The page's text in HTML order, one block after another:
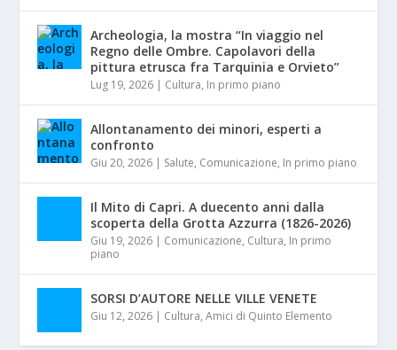
Archeologia, la mostra “In viaggio nel
Regno delle Ombre. Capolavori della
pittura etrusca fra Tarquinia e Orvieto”
Lug 19, 2026 | Cultura, In primo piano
Allontanamento dei minori, esperti a
confronto
Giu 20, 2026 | Salute, Comunicazione, In primo piano
Il Mito di Capri. A duecento anni dalla
scoperta della Grotta Azzurra (1826-2026)
Giu 19, 2026 | Comunicazione, Cultura, In primo
piano
SORSI D’AUTORE NELLE VILLE VENETE
Giu 12, 2026 | Cultura,Amici di Quinto Elemento